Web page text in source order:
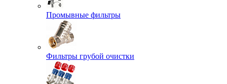
Промывные фильтры
Фильтры грубой очистки